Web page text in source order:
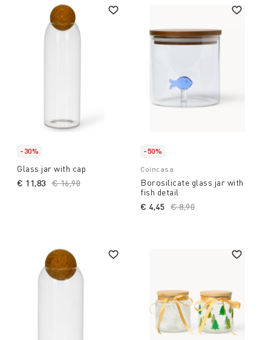
-30%
Glass jar with cap
Price reduced from
€ 16,90
€ 11,83
-50%
Coincasa
Borosilicate glass jar with
fish detail
Price reduced from
€ 8,90
€ 4,45